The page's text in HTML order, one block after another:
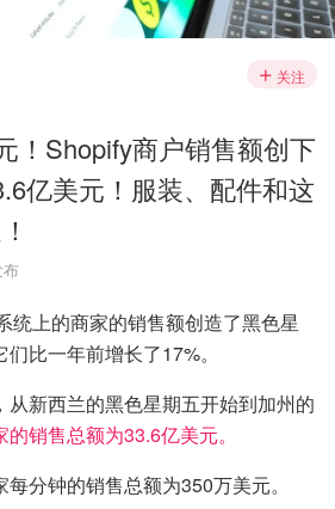
关注
！Shopify商户销售额创下
亿美元！服装、配件和这
统上的商家的销售额创造了黑色星
比一年前增长了17%。
从新西兰的黑色星期五开始到加州的
的销售总额为33.6亿美元。
分钟的销售总额为350万美元。